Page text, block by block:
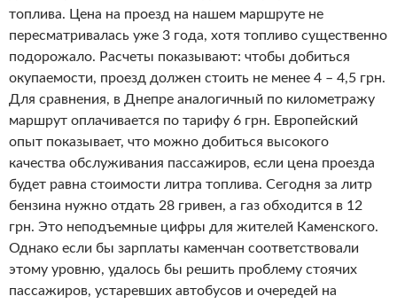
топлива. Цена на проезд на нашем маршруте не
пересматривалась уже 3 года, хотя топливо существенно
подорожало. Расчеты показывают: чтобы добиться
окупаемости, проезд должен стоить не менее 4 – 4,5 грн.
Для сравнения, в Днепре аналогичный по километражу
маршрут оплачивается по тарифу 6 грн. Европейский
опыт показывает, что можно добиться высокого
качества обслуживания пассажиров, если цена проезда
будет равна стоимости литра топлива. Сегодня за литр
бензина нужно отдать 28 гривен, а газ обходится в 12
грн. Это неподъемные цифры для жителей Каменского.
Однако если бы зарплаты каменчан соответствовали
этому уровню, удалось бы решить проблему стоячих
пассажиров, устаревших автобусов и очередей на